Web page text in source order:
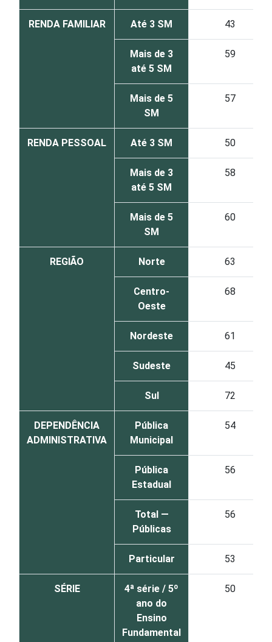
RENDA FAMILIAR Até 3 SM 43
Mais de 3
até 5 SM
59
Mais de 5
SM
57
RENDA PESSOAL Até 3 SM 50
Mais de 3
até 5 SM
58
Mais de 5
SM
60
REGIÃO Norte 63
Centro-
Oeste
68
Nordeste 61
Sudeste 45
Sul 72
DEPENDÊNCIA
ADMINISTRATIVA
Pública
Municipal
54
Pública
Estadual
56
Total —
Públicas
56
Particular 53
SÉRIE
4ª série / 5º
ano do
Ensino
Fundamental
50